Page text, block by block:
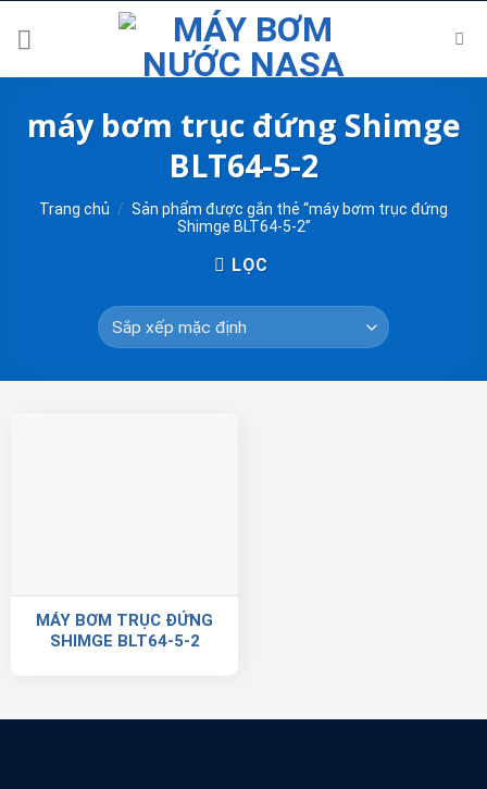
máy bơm trục đứng Shimge
BLT64-5-2
Trang chủ / Sản phẩm được gắn thẻ “máy bơm trục đứng
Shimge BLT64-5-2”
LỌC
MÁY BƠM TRỤC ĐỨNG
SHIMGE BLT64-5-2